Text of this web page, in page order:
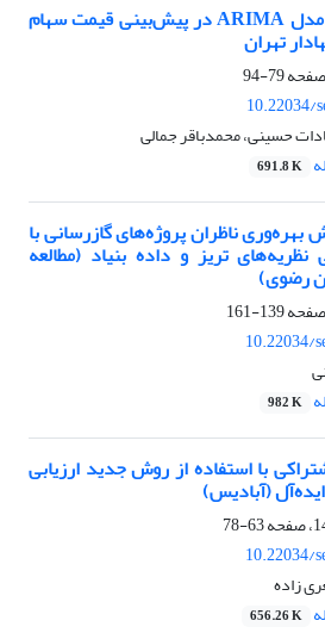
ارائه مدلی جدید بر پایه مدل ARIMA در پیش‌بینی قیمت سهام
تهران
79-94
10.22034/
حسینی، محمدباقر جمالی
691.8 K
ناظران پروژه‌های گازرسانی با
تریز و داده بنیاد (مطالعه
رضوی)
139-161
10.22034/
982 K
با استفاده از روش جدید ارزیابی
(آبادیس)
63-78
10.22034/
زاده
656.26 K